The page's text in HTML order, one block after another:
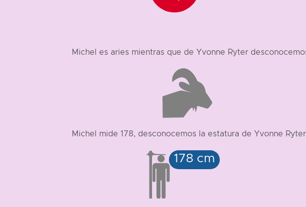
Michel es aries mientras que de Yvonne Ryter
Michel mide 178, desconocemos la estatura de Yvonne Ryter